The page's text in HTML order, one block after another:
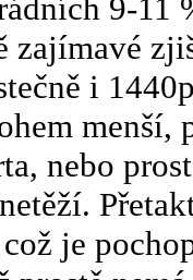
9-11
zajímavé
i
menší,
nebo
je